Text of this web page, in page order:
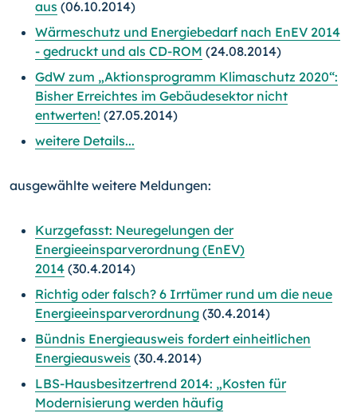
aus (06.10.2014)
Wärmeschutz und Energiebedarf nach EnEV 2014
- gedruckt und als CD-ROM (24.08.2014)
GdW zum „Aktionsprogramm Klimaschutz 2020“:
Bisher Erreichtes im Gebäudesektor nicht
entwerten! (27.05.2014)
weitere Details...
ausgewählte weitere Meldungen:
Kurzgefasst: Neuregelungen der
Energieeinsparverordnung (EnEV)
2014 (30.4.2014)
Richtig oder falsch? 6 Irrtümer rund um die neue
Energieeinsparverordnung (30.4.2014)
Bündnis Energieausweis fordert einheitlichen
Energieausweis (30.4.2014)
LBS-Hausbesitzertrend 2014: „Kosten für
Modernisierung werden häufig